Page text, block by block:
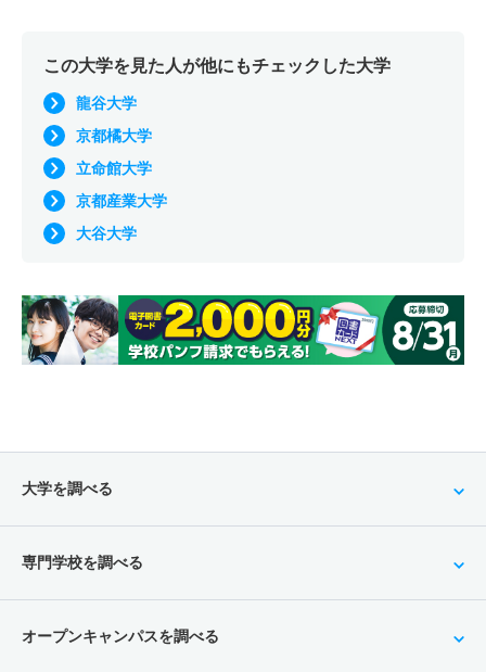
この大学を見た人が他にもチェックした大学
龍谷大学
京都橘大学
立命館大学
京都産業大学
大谷大学
大学を調べる
専門学校を調べる
オープンキャンパスを調べる